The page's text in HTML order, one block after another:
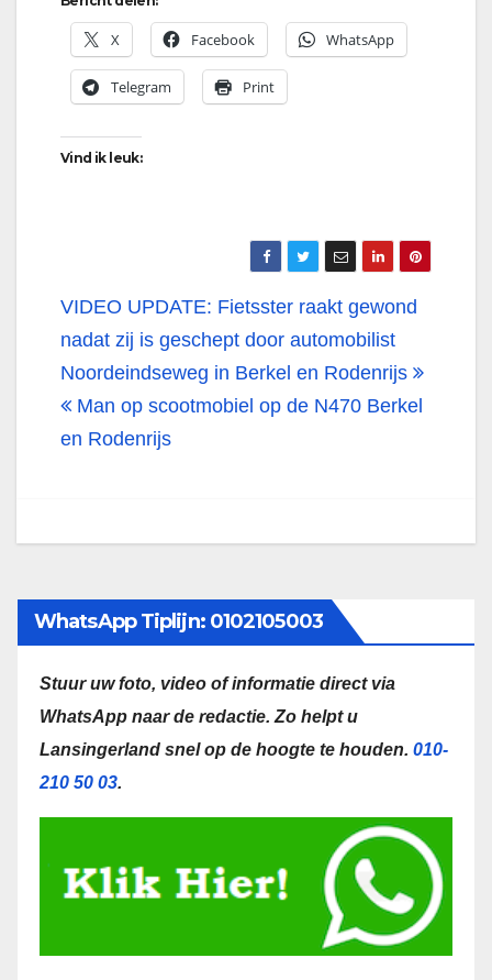
X Facebook WhatsApp
Telegram Print
Vind ik leuk:
Bericht
navigatie
VIDEO UPDATE: Fietsster raakt gewond
nadat zij is geschept door automobilist
Noordeindseweg in Berkel en Rodenrijs
Man op scootmobiel op de N470 Berkel
en Rodenrijs
WhatsApp Tiplijn: 0102105003
Stuur uw foto, video of informatie direct via
WhatsApp naar de redactie. Zo helpt u
Lansingerland snel op de hoogte te houden. 010-
210 50 03.